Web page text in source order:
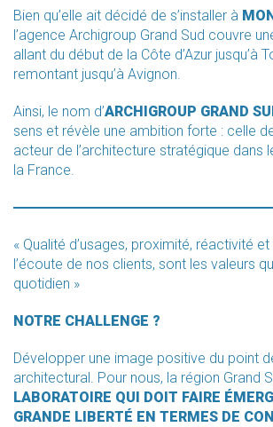
Bien qu’elle ait décidé de s’installer à
l’agence Archigroup Grand Sud couvre
allant du début de la Côte d’Azur jusqu’à
remontant jusqu’à Avignon.
Ainsi, le nom d’ARCHIGROUP GRAND
sens et révèle une ambition forte : celle
acteur de l’architecture stratégique dans
la France.
« Qualité d’usages, proximité, réactivité
l’écoute de nos clients, sont les valeurs
quotidien »
NOTRE CHALLENGE ?
Développer une image positive du point
architectural. Pour nous, la région Grand
LABORATOIRE QUI DOIT FAIRE
GRANDE LIBERTÉ EN TERMES DE